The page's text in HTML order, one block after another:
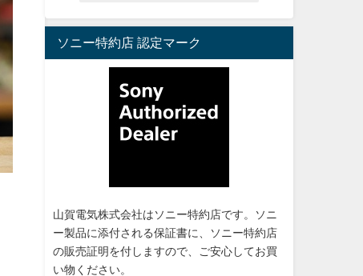
ソニー特約店 認定マーク
山賀電気株式会社はソニー特約店です。ソニ
ー製品に添付される保証書に、ソニー特約店
の販売証明を付しますので、ご安心してお買
い物ください。